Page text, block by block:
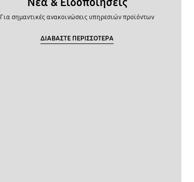
Για σημαντικές ανακοινώσεις υπηρεσιών προϊόντων
ΔΙΑΒΑΣΤΕ ΠΕΡΙΣΣΟΤΕΡΑ